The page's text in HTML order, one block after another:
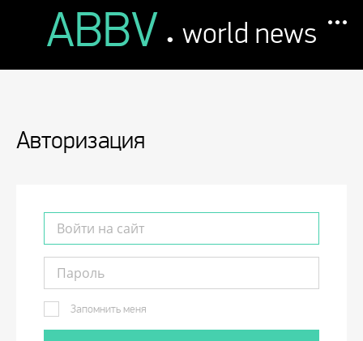
ABBV . world news
Авторизация
Запомнить меня